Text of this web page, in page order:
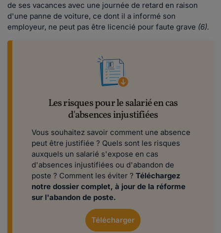
de ses vacances avec une journée de retard en raison
d'une panne de voiture, ce dont il a informé son
employeur, ne peut pas être licencié pour faute grave (6).
Les risques pour le salarié en cas
d'absences injustifiées
Vous souhaitez savoir comment une absence
peut être justifiée ? Quels sont les risques
auxquels un salarié s'expose en cas
d'absences injustifiées ou d'abandon de
poste ? Comment les éviter ? Téléchargez
notre dossier complet, à jour de la réforme
sur l'abandon de poste.
Télécharger